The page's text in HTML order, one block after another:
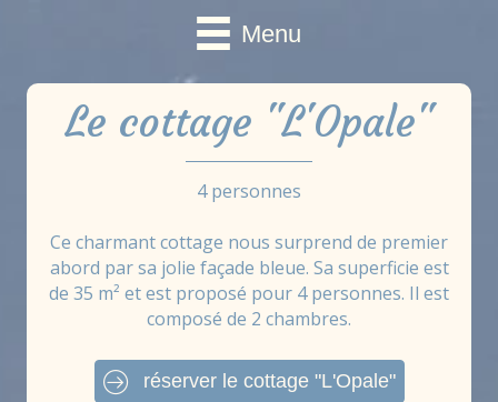
Menu
Le cottage "L'Opale"
4 personnes
Ce charmant cottage nous surprend de premier
abord par sa jolie façade bleue. Sa superficie est
de 35 m² et est proposé pour 4 personnes. Il est
composé de 2 chambres.
réserver le cottage "L'Opale"